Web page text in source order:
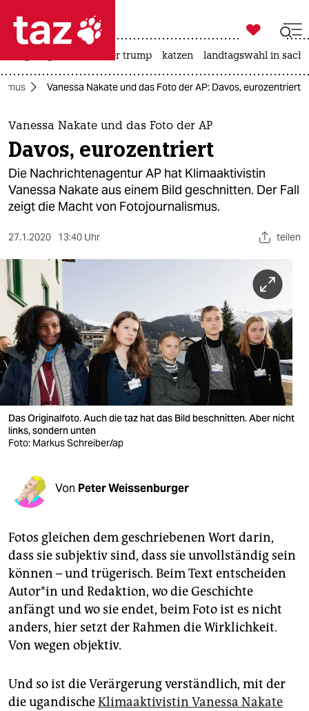
 taz zahl ich
taz zahl ich
themen
politik
öko
gesellschaft
sport
berlin
nord
wahrheit
verlag
verlag
shop
fragen & hilfe
unterstützen
abo
genossenschaft
epaper login

taz zahl ich
usa unter trump katzen landtagswahl in
Vanessa Nakate und das Foto der AP: Davos, eurozentriert
Vanessa Nakate und das Foto der AP
Davos, eurozentriert
Die Nachrichtenagentur AP hat Klimaaktivistin
Vanessa Nakate aus einem Bild geschnitten. Der Fall
zeigt die Macht von Fotojournalismus.
27.1.2020 13:40 Uhr teilen
Das Originalfoto. Auch die taz hat das Bild beschnitten. Aber nicht
links, sondern unten
Foto: Markus Schreiber/ap
Von Peter Weissenburger
Fotos gleichen dem geschriebenen Wort darin,
dass sie subjektiv sind, dass sie unvollständig sein
können – und trügerisch. Beim Text entscheiden
Autor*in und Redaktion, wo die Geschichte
anfängt und wo sie endet, beim Foto ist es nicht
anders, hier setzt der Rahmen die Wirklichkeit.
Von wegen objektiv.
Und so ist die Verärgerung verständlich, mit der
die ugandischeKlimaaktivistin Vanessa Nakate